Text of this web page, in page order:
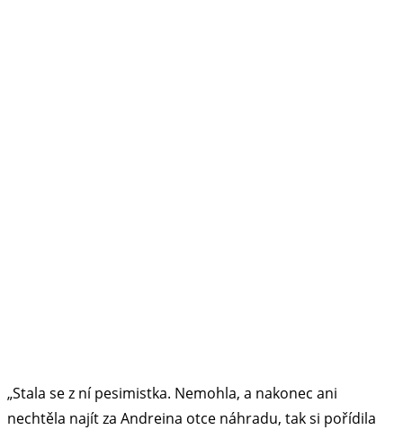
„Stala se z ní pesimistka. Nemohla, a nakonec ani
nechtěla najít za Andreina otce náhradu, tak si pořídila